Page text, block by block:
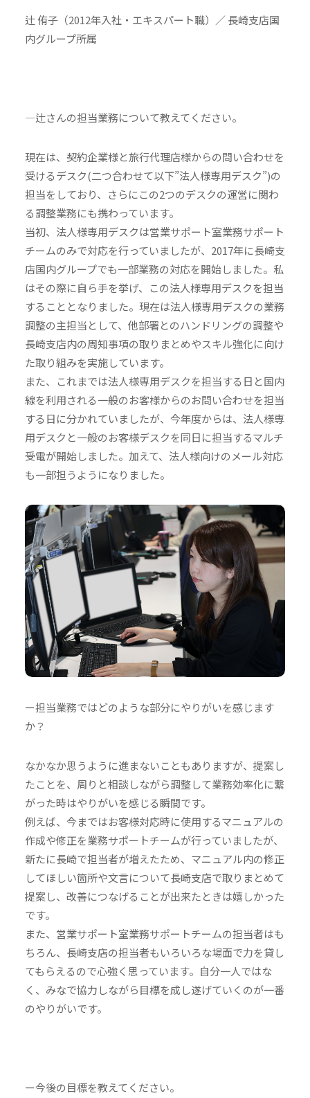
辻 侑子（2012年入社・エキスパート職）／ 長崎支店国
内グループ所属
―辻さんの担当業務について教えてください。
現在は、契約企業様と旅行代理店様からの問い合わせを
受けるデスク(二つ合わせて以下”法人様専用デスク”)の
担当をしており、さらにこの2つのデスクの運営に関わ
る調整業務にも携わっています。
当初、法人様専用デスクは営業サポート室業務サポート
チームのみで対応を行っていましたが、2017年に長崎支
店国内グループでも一部業務の対応を開始しました。私
はその際に自ら手を挙げ、この法人様専用デスクを担当
することとなりました。現在は法人様専用デスクの業務
調整の主担当として、他部署とのハンドリングの調整や
長崎支店内の周知事項の取りまとめやスキル強化に向け
た取り組みを実施しています。
また、これまでは法人様専用デスクを担当する日と国内
線を利用される一般のお客様からのお問い合わせを担当
する日に分かれていましたが、今年度からは、法人様専
用デスクと一般のお客様デスクを同日に担当するマルチ
受電が開始しました。加えて、法人様向けのメール対応
も一部担うようになりました。
ー担当業務ではどのような部分にやりがいを感じます
か？
なかなか思うように進まないこともありますが、提案し
たことを、周りと相談しながら調整して業務効率化に繋
がった時はやりがいを感じる瞬間です。
例えば、今まではお客様対応時に使用するマニュアルの
作成や修正を業務サポートチームが行っていましたが、
新たに長崎で担当者が増えたため、マニュアル内の修正
してほしい箇所や文言について長崎支店で取りまとめて
提案し、改善につなげることが出来たときは嬉しかった
です。
また、営業サポート室業務サポートチームの担当者はも
ちろん、長崎支店の担当者もいろいろな場面で力を貸し
てもらえるので心強く思っています。自分一人ではな
く、みなで協力しながら目標を成し遂げていくのが一番
のやりがいです。
ー今後の目標を教えてください。